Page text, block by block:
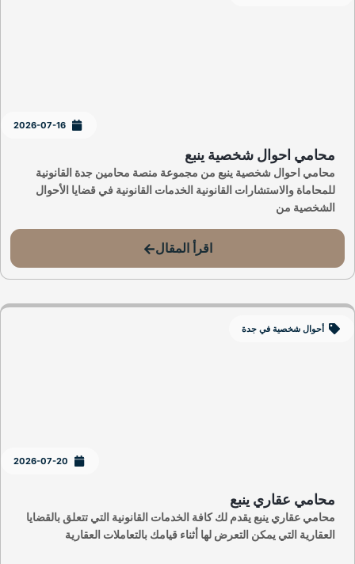
2026-07-16
محامي احوال شخصية ينبع
محامي احوال شخصية ينبع من مجموعة منصة محامين جدة القانونية
للمحاماة والاستشارات القانونية الخدمات القانونية في قضايا الأحوال
الشخصية من
اقرأ المقال
أحوال شخصية في جدة
2026-07-20
محامي عقاري ينبع
محامي عقاري ينبع يقدم لك كافة الخدمات القانونية التي تتعلق بالقضايا
العقارية التي يمكن التعرض لها أثناء قيامك بالتعاملات العقارية